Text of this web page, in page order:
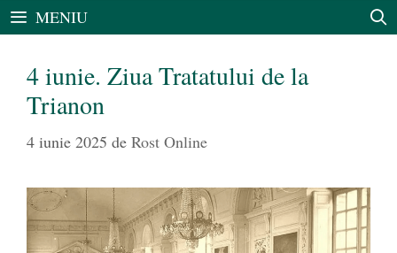
MENIU
4 iunie. Ziua Tratatului de la
Trianon
4 iunie 2025 de Rost Online